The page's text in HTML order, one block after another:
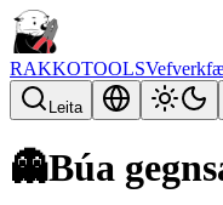
RAKKOTOOLS
Leita
👻Búa